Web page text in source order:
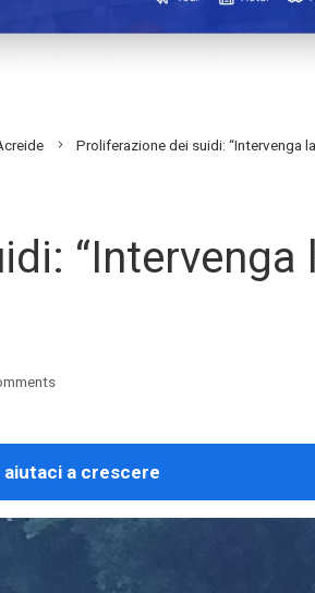
Proliferazione dei suidi: “Intervenga
“Intervenga
aiutaci a crescere